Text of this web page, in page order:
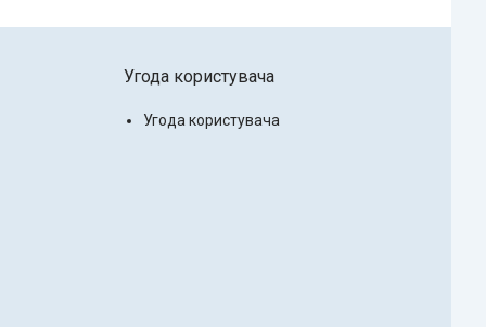
Угода користувача
Угода користувача